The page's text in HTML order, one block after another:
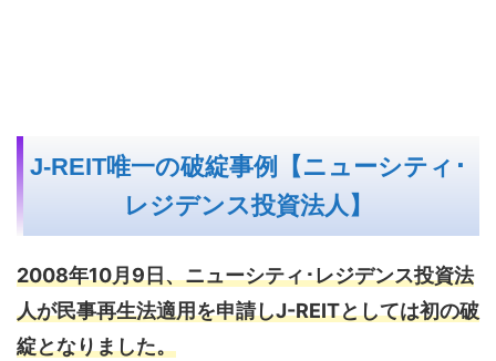
J-REIT唯一の破綻事例【ニューシティ･
レジデンス投資法人】
2008年10月9日、ニューシティ･レジデンス投資法
人が民事再生法適用を申請しJ-REITとしては初の破
綻となりました。